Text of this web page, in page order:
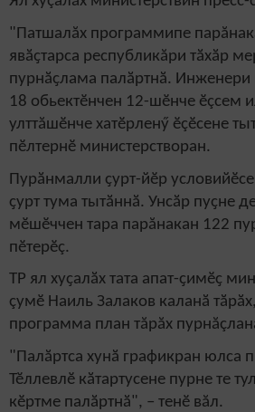
"Патшалăх программипе
явӑҫтарса республикăри тӑхӑр
пурнӑҫлама палӑртнӑ. Инженери
18 обьектӗнчен 12-шӗнче ӗçсем
улттăшӗнче хатӗрленӳ ӗçӗсене
пӗлтернӗ министерстворан.
Пурӑнмалли ҫурт-йӗр
ҫурт тума тытӑннӑ. Унсӑр пуҫне
мӗшӗччен тара парăнакан 122
пӗтерӗç.
ТР ял хуҫалӑх тата апат-ҫимӗҫ
çумӗ Наиль Залаков каланӑ
программа план тăрăх
"Палӑртса хунӑ графикран юлса
Тӗллевлӗ кӑтартусене пурне те
кӗртме палӑртнӑ", – тенӗ вăл.